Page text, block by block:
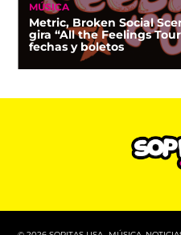
MÚSICA
Metric, Broken Social
gira “All the Feelings
fechas y boletos